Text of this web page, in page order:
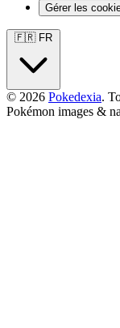
Gérer les
© 2026 Pokedexia.
Pokémon images &